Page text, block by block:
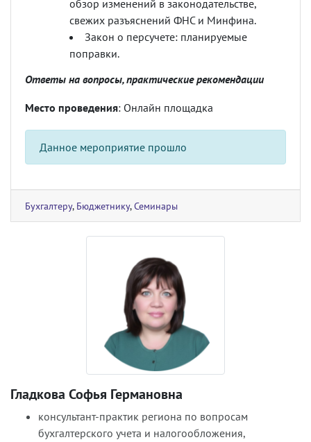
обзор изменений в законодательстве,
свежих разъяснений ФНС и Минфина.
Закон о персучете: планируемые
поправки.
Ответы на вопросы, практические рекомендации
Место проведения: Онлайн площадка
Данное мероприятие прошло
Бухгалтеру, Бюджетнику,Семинары
Гладкова Софья Германовна
консультант-практик региона по вопросам
бухгалтерского учета и налогообложения,